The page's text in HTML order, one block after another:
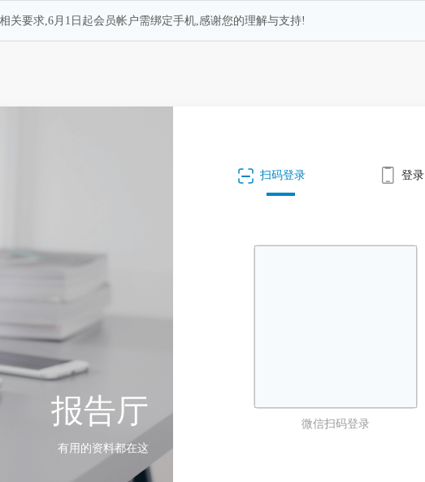
关要求,6月1日起会员帐户需绑定手机,感谢您的理解与支持!
报告厅
有用的资料都在这
扫码登录 登录
微信扫码登录